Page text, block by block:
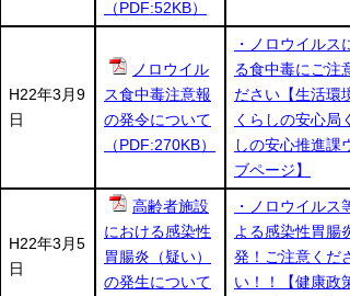
（PDF:52KB）
H22年3月9
日
ノロウイル
ス食中毒注意報
の発令について
（PDF:270KB）
・ノロウイルス
る食中毒にご注
ださい【生活環
くらしの安心局
しの安心推進課
ブページ】
H22年3月5
日
高齢者施設
における感染性
胃腸炎（疑い）
の発生について
・ノロウイルス
よる感染性胃腸
発！ご注意くださ
い！！【健康政